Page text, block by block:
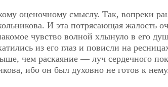
оценочному смыслу. Так, вопреки
И эта потрясающая жалость
чувство волной хлынуло в его
из его глаз и повисли на
чем раскаяние — луч сердечного
ибо он был духовно не готов к